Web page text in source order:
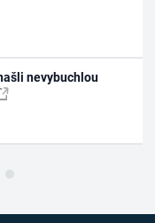
nevybuchlou